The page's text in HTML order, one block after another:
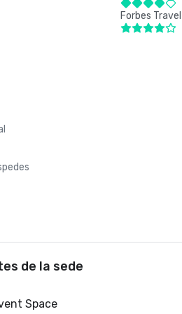
Forbes
de la sede
Space